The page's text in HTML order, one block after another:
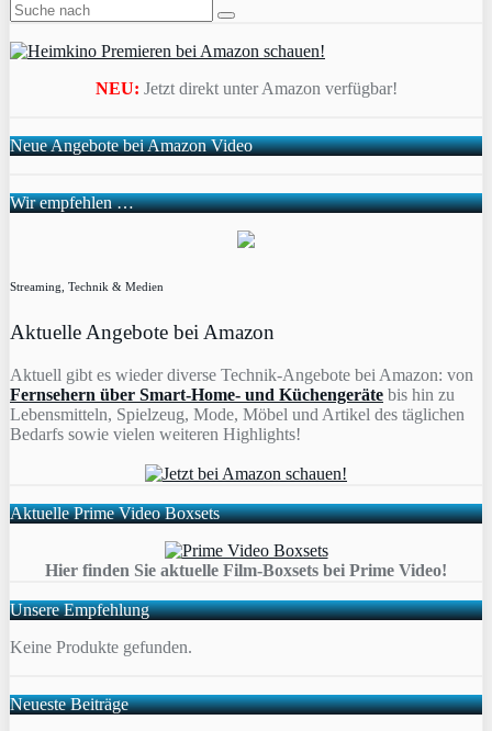
NEU: Jetzt direkt unter Amazon verfügbar!
Neue Angebote bei Amazon Video
Wir empfehlen …
Streaming, Technik & Medien
Aktuelle Angebote bei Amazon
Aktuell gibt es wieder diverse Technik-Angebote bei Amazon: von
Fernsehern über Smart-Home- und Küchengeräte bis hin zu
Lebensmitteln, Spielzeug, Mode, Möbel und Artikel des täglichen
Bedarfs sowie vielen weiteren Highlights!
Aktuelle Prime Video Boxsets
Hier finden Sie aktuelle Film-Boxsets bei Prime Video!
Unsere Empfehlung
Keine Produkte gefunden.
Neueste Beiträge